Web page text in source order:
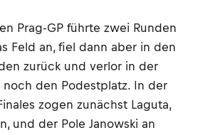
Prag-GP führte zwei Runden
Feld an, fiel dann aber in den
zurück und verlor in der
noch den Podestplatz. In der
zogen zunächst Laguta,
und der Pole Janowski an